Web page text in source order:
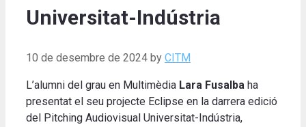
Universitat-Indústria
10 de desembre de 2024 by CITM
L’alumni del grau en Multimèdia Lara Fusalba ha
presentat el seu projecte Eclipse en la darrera edició
del Pitching Audiovisual Universitat-Indústria,